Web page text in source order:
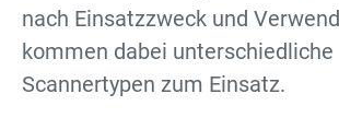
nach Einsatzzweck und
kommen dabei unterschiedliche
Scannertypen zum Einsatz.